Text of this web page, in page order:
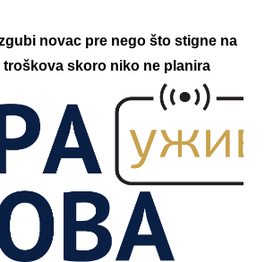
novac pre nego što stigne na
troškova skoro niko ne planira